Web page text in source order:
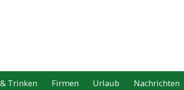
Trinken Firmen Urlaub Nachrichten